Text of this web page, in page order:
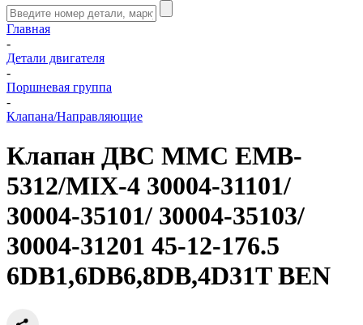
Главная
-
Детали двигателя
-
Поршневая группа
-
Клапана/Направляющие
Клапан ДВС MMC EMB-
5312/MIX-4 30004-31101/
30004-35101/ 30004-35103/
30004-31201 45-12-176.5
6DB1,6DB6,8DB,4D31T BEN